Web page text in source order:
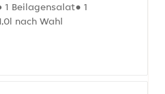
1 Beilagensalat● 1
nach Wahl